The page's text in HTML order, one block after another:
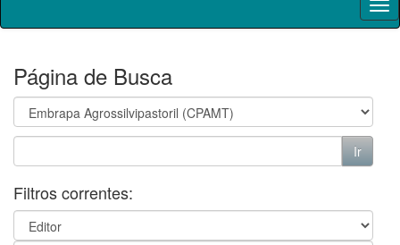
Página de Busca
Filtros correntes: